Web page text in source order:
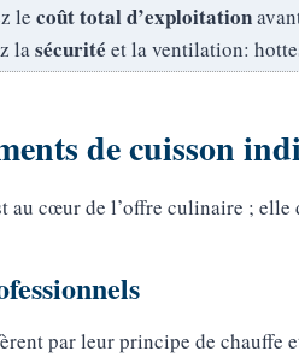
le coût total d’exploitation
lasécurité et la ventilation:
de cuisson
au cœur de l’offre culinaire ; elle
par leur principe de chauffe